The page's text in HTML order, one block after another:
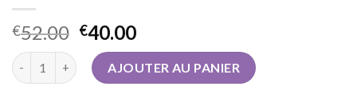
€52.00 €40.00
quantité de casque supra auriculaire
AJOUTER AU PANIER